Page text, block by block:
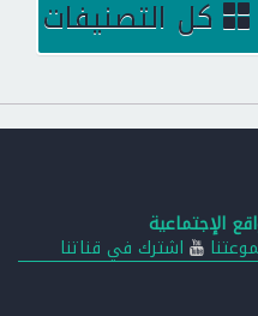
كل التصنيفات
الإجتماعية
اشترك في قناتنا